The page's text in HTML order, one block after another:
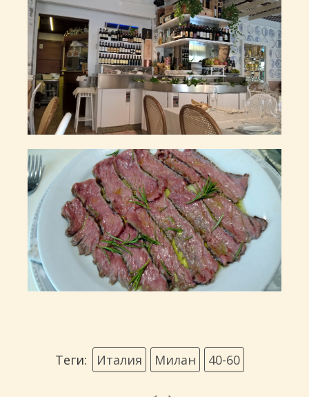
Теги: Италия Милан 40-60